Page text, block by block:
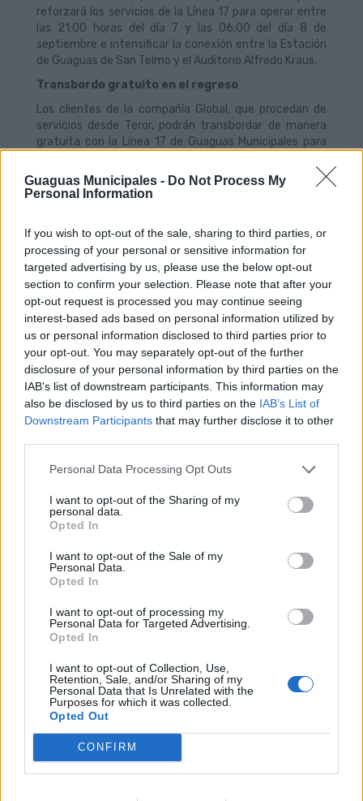
Guaguas Municipales - Do Not Process My
Personal Information
If you wish to opt-out of the sale, sharing to third parties, or
processing of your personal or sensitive information for
targeted advertising by us, please use the below opt-out
section to confirm your selection. Please note that after your
opt-out request is processed you may continue seeing
interest-based ads based on personal information utilized by
us or personal information disclosed to third parties prior to
your opt-out. You may separately opt-out of the further
disclosure of your personal information by third parties on the
IAB’s list of downstream participants. This information may
also be disclosed by us to third parties on the IAB’s List of
Downstream Participants that may further disclose it to other
Personal Data Processing Opt Outs
I want to opt-out of the Sharing of my
personal data.
Opted In
I want to opt-out of the Sale of my
Personal Data.
Opted In
I want to opt-out of processing my
Personal Data for Targeted Advertising.
Opted In
I want to opt-out of Collection, Use,
Retention, Sale, and/or Sharing of my
Personal Data that Is Unrelated with the
Purposes for which it was collected.
Opted Out
CONFIRM
reforzará los servicios de la Línea 17 para operar entre
las 21:00 horas del día 7 y las 06:00 del día 8 de
septiembre e intensificar la conexión entre la Estación
de Guaguas de San Telmo y el Auditorio Alfredo Kraus.
Transbordo gratuito en el regreso
Los clientes de la compañía Global, que procedan de
servicios desde Teror, podrán transbordar de manera
gratuita con la Línea 17 de Guaguas Municipales para
y López, Guanarteme y Auditorio. El lugar del
transbordo será el andén 0 de la Estación de San Telmo.
Por último, Guaguas Municipales ha preparado
refuerzos en el servicio especial de las líneas 47 (con
paradas en Siete Palmas) y 91 para el dispositivo de
regreso de peregrinos. En este sentido, desde las 06:00
horas del jueves 8 de septiembre, la empresa pública de
transporte activa este refuerzo, con salidas desde el
Intercambiador de Tamaraceite, para que los
peregrinos puedan volver de manera más cómoda a sus
lugares de origen.
Las líneas 26 y 48 de Guaguas
Municipales recuperan su conexión
habitual con el Campus de Tafira
tras la autorización de paso por el
viaducto del Guiniguada a partir del
lunes 12
Las líneas 26 y 48 de Guaguas Municipales volverán a
circular a partir del próximo lunes 12 de septiembre por
el viaducto del Guiniguada, que había cerrado su acceso
a los vehículos con un peso superior a los 3.500
kilogramos, después de que la Concejalía de Obras
Públicas, Infraestructuras, Transporte y Movilidad del
Cabildo haya publicado una providencia donde autoriza